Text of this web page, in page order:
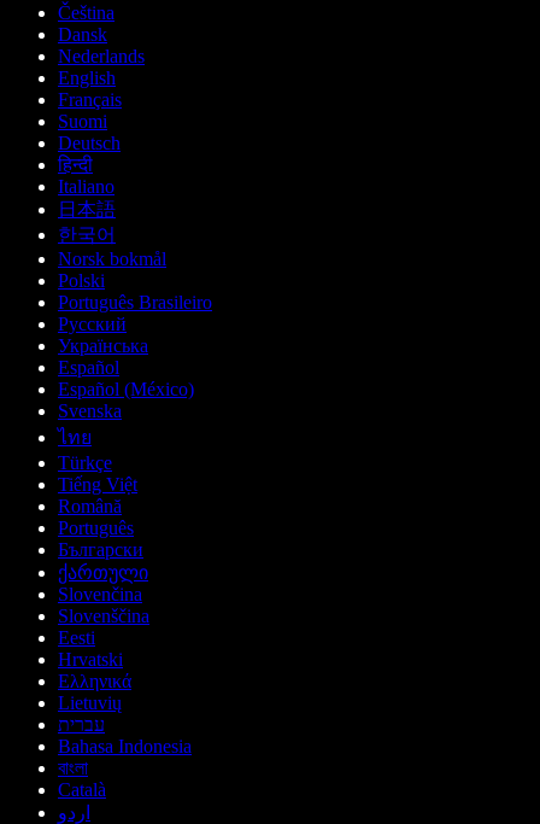
Čeština
Dansk
Nederlands
English
Français
Suomi
Deutsch
हिन्दी
Italiano
日本語
한국어
Norsk bokmål
Polski
Português Brasileiro
Русский
Українська
Español
Español (México)
Svenska
ไทย
Türkçe
Tiếng Việt
Română
Português
Български
ქართული
Slovenčina
Slovenščina
Eesti
Hrvatski
Ελληνικά
Lietuvių
עברית
Bahasa Indonesia
বাংলা
Català
اردو